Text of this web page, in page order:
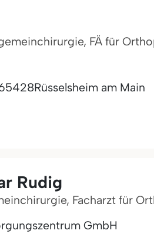
FÄ für
Rüsselsheim am Main
Rudig
Facharzt für
GmbH